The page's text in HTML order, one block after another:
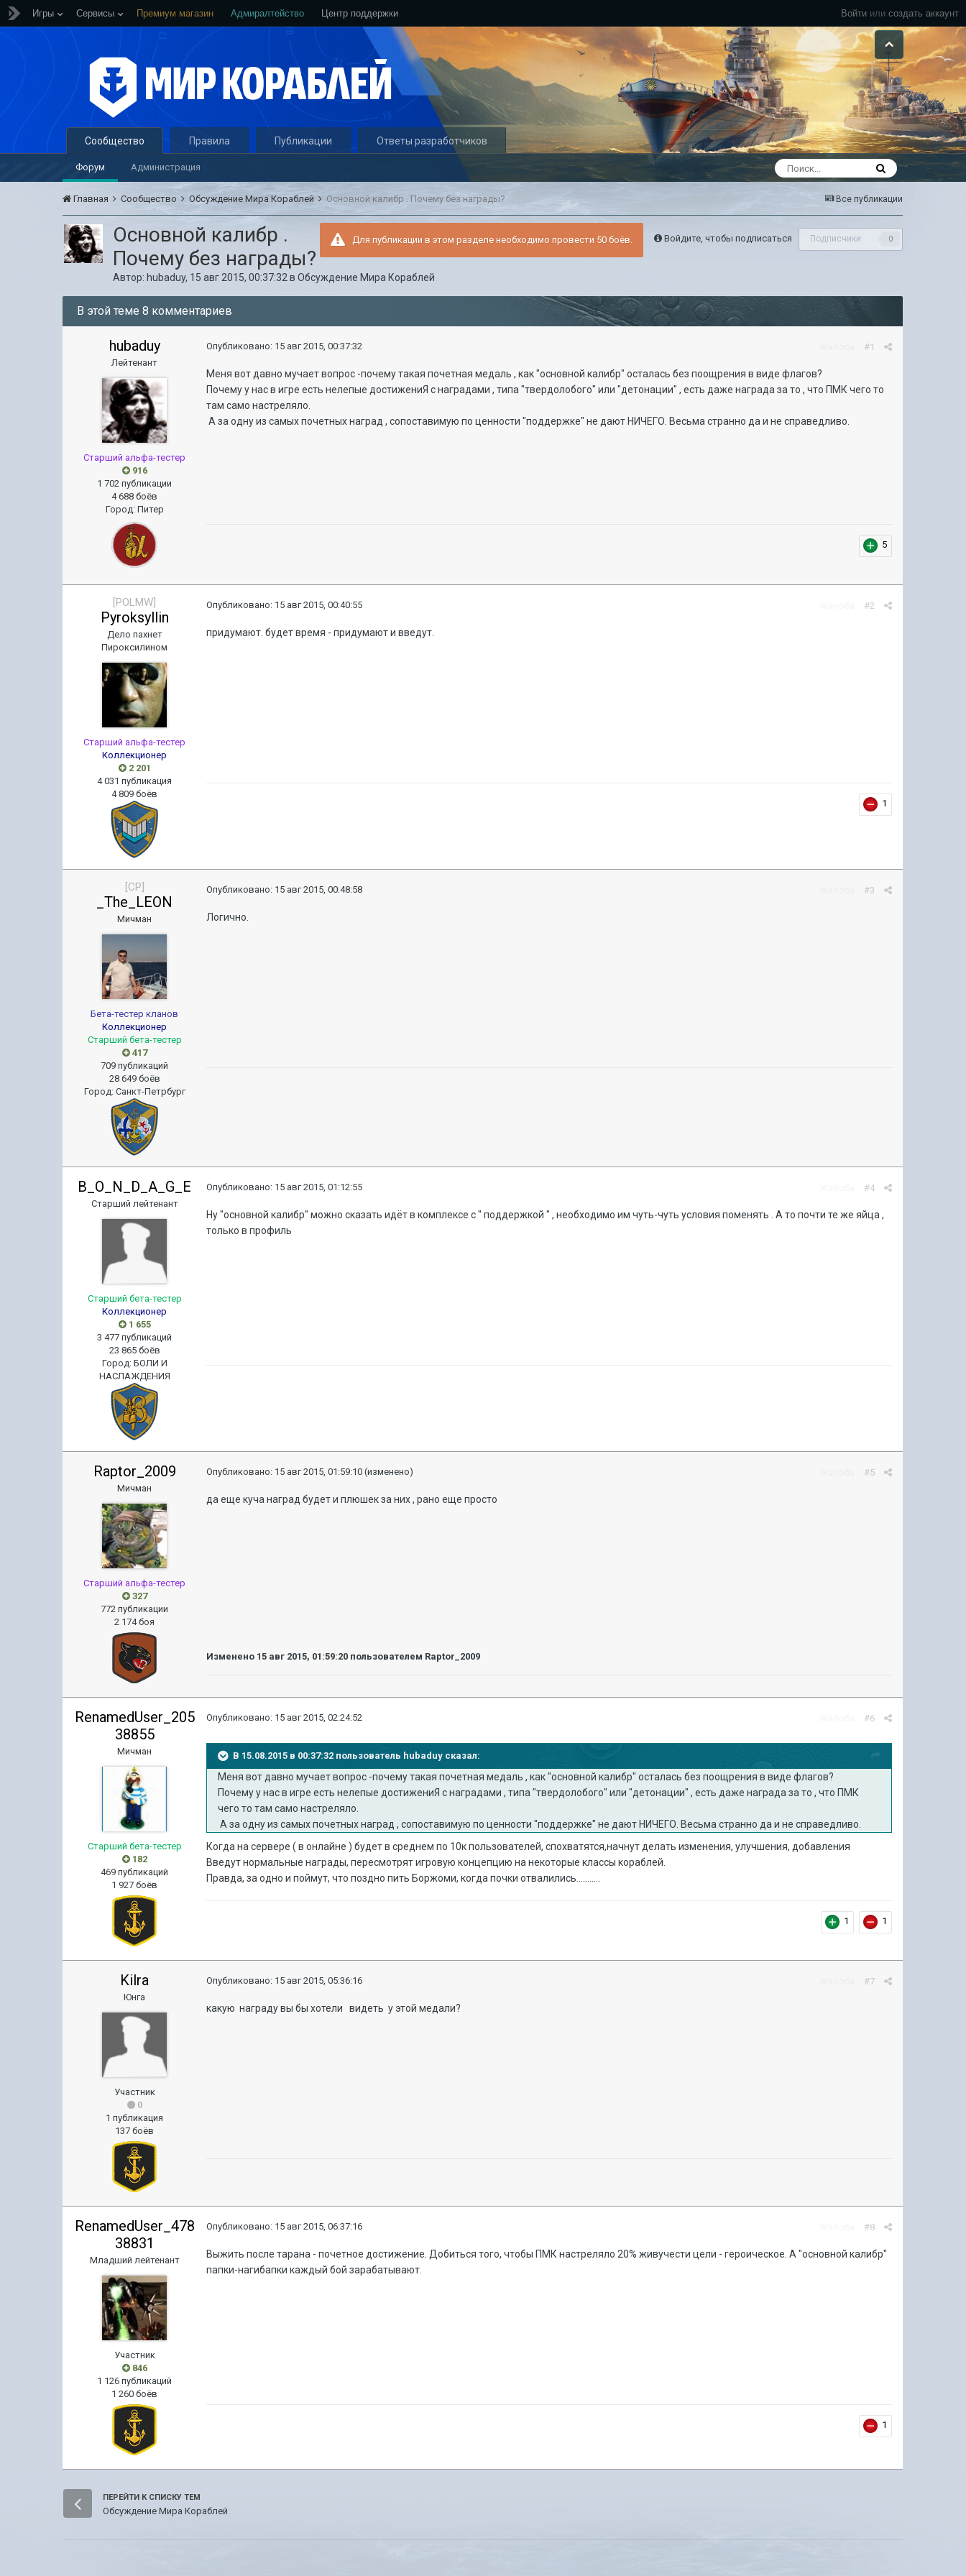
Войти или создать аккаунт
Игры Сервисы Премиум магазин Адмиралтейство Центр поддержки
Сообщество
Форум Администрация
Правила Публикации Ответы разработчиков
Все публикации
Главная Сообщество Обсуждение Мира Кораблей Основной калибр . Почему без награды?
Войдите, чтобы подписаться Подписчики 0
Для публикации в этом разделе необходимо провести 50 боёв.
Основной калибр .
Почему без награды?
Автор: hubaduy, 15 авг 2015, 00:37:32 вОбсуждение Мира Кораблей
В этой теме 8 комментариев
hubaduy
Лейтенант
Старший альфа-тестер
916
1 702 публикации
4 688 боёв
Город: Питер
#1
Опубликовано: 15 авг 2015, 00:37:32
Меня вот давно мучает вопрос -почему такая почетная медаль , как "основной калибр" осталась без поощрения в виде флагов?
Почему у нас в игре есть нелепые достижениЯ с наградами , типа "твердолобого" или "детонации" , есть даже награда за то , что ПМК чего то
там само настреляло.
А за одну из самых почетных наград , сопоставимую по ценности "поддержке" не дают НИЧЕГО. Весьма странно да и не справедливо.
5
[POLMW]
Pyroksyllin
Дело пахнет
Пироксилином
Старший альфа-тестер
Коллекционер
2 201
4 031 публикация
4 809 боёв
#2
Опубликовано: 15 авг 2015, 00:40:55
придумают. будет время - придумают и введут.
1
[CP]
_The_LEON
Мичман
Бета-тестер кланов
Коллекционер
Старший бета-тестер
417
709 публикаций
28 649 боёв
Город: Санкт-Петрбург
#3
Опубликовано: 15 авг 2015, 00:48:58
Логично.
B_O_N_D_A_G_E
Старший лейтенант
Старший бета-тестер
Коллекционер
1 655
3 477 публикаций
23 865 боёв
Город: БОЛИ И
НАСЛАЖДЕНИЯ
#4
Опубликовано: 15 авг 2015, 01:12:55
Ну "основной калибр" можно сказать идёт в комплексе с " поддержкой " , необходимо им чуть-чуть условия поменять . А то почти те же яйца ,
только в профиль
Raptor_2009
Мичман
Старший альфа-тестер
327
772 публикации
2 174 боя
#5
Опубликовано: 15 авг 2015, 01:59:10 (изменено)
да еще куча наград будет и плюшек за них , рано еще просто
Изменено 15 авг 2015, 01:59:20 пользователем Raptor_2009
RenamedUser_205
38855
Мичман
Старший бета-тестер
182
469 публикаций
1 927 боёв
#6
Опубликовано: 15 авг 2015, 02:24:52
В 15.08.2015 в 00:37:32 пользователь hubaduy сказал:
Меня вот давно мучает вопрос -почему такая почетная медаль , как "основной калибр" осталась без поощрения в виде флагов?
Почему у нас в игре есть нелепые достижениЯ с наградами , типа "твердолобого" или "детонации" , есть даже награда за то , что ПМК
чего то там само настреляло.
А за одну из самых почетных наград , сопоставимую по ценности "поддержке" не дают НИЧЕГО. Весьма странно да и не справедливо.
Когда на сервере ( в онлайне ) будет в среднем по 10к пользователей, спохватятся,начнут делать изменения, улучшения, добавления
Введут нормальные награды, пересмотрят игровую концепцию на некоторые классы кораблей.
Правда, за одно и поймут, что поздно пить Боржоми, когда почки отвалились...........
1 1
Kilra
Юнга
Участник
0
1 публикация
137 боёв
#7
Опубликовано: 15 авг 2015, 05:36:16
какую награду вы бы хотели видеть у этой медали?
RenamedUser_478
38831
Младший лейтенант
Участник
846
1 126 публикаций
1 260 боёв
#8
Опубликовано: 15 авг 2015, 06:37:16
Выжить после тарана - почетное достижение. Добиться того, чтобы ПМК настреляло 20% живучести цели - героическое. А "основной калибр"
папки-нагибапки каждый бой зарабатывают.
1
ПЕРЕЙТИ К СПИСКУ ТЕМ
Обсуждение Мира Кораблей